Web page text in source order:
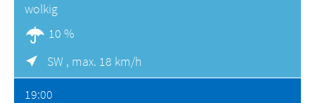
wolkig
10 %
SW , max. 18 km/h
19:00